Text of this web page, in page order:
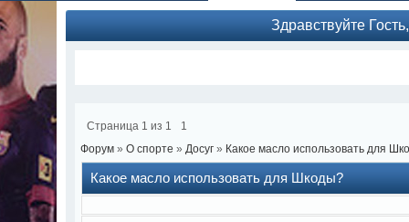
Здравствуйте
Страница 1 из 1
1
Форум » О спорте » Досуг » Какое масло использовать для
Какое масло использовать для Шкоды?